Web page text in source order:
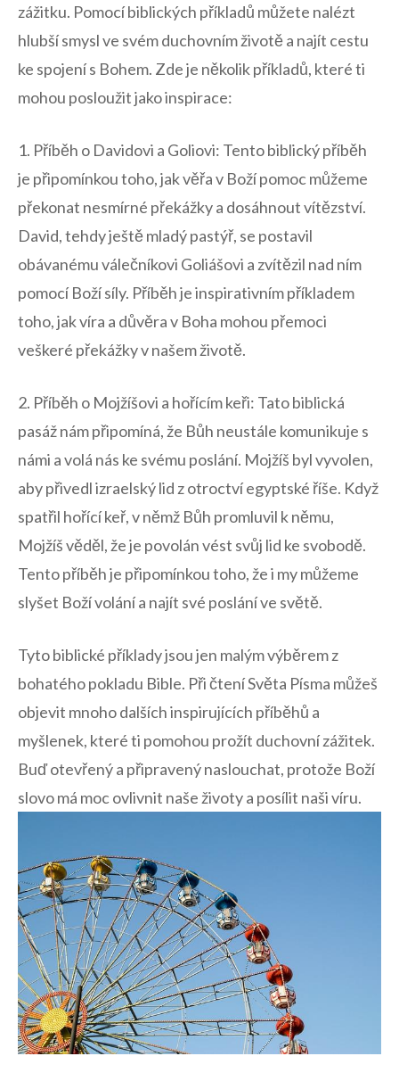
zážitku. Pomocí biblických příkladů můžete nalézt
hlubší smysl ⁤ve svém duchovním životě a najít cestu
ke spojení s Bohem. Zde⁢ je několik příkladů, které ti
mohou posloužit jako inspirace:
1. Příběh o Davidovi a Goliovi: Tento biblický příběh⁤
je připomínkou toho, jak věřa v Boží pomoc můžeme
překonat nesmírné překážky a dosáhnout vítězství.
David, tehdy ještě mladý pastýř, se ⁤postavil
obávanému válečníkovi Goliášovi a zvítězil nad ním
pomocí Boží síly. Příběh je inspirativním příkladem
‍toho, jak ‌víra a důvěra ⁣v Boha mohou přemoci
veškeré překážky v​ našem životě.
2. Příběh o Mojžíšovi a hořícím​ keři: Tato biblická
pasáž nám připomíná, že Bůh neustále⁤ komunikuje s
námi a ‌volá nás ke svému poslání. Mojžíš byl vyvolen,
‌aby přivedl izraelský‌ lid z otroctví egyptské říše. Když
spatřil hořící keř, v němž Bůh promluvil k⁤ němu,
Mojžíš věděl, že je povolán vést svůj lid ke svobodě.
Tento příběh je připomínkou toho, že ‌i my můžeme
slyšet Boží‍ volání a najít své poslání ve světě.
Tyto biblické příklady jsou jen​ malým výběrem z
‍bohatého pokladu Bible. Při čtení Světa Písma můžeš
objevit mnoho dalších inspirujících příběhů a
myšlenek, které ti pomohou prožít⁢ duchovní zážitek.
Buď otevřený⁣ a⁢ připravený naslouchat, protože Boží
slovo má moc ovlivnit naše⁣ životy a posílit naši víru.